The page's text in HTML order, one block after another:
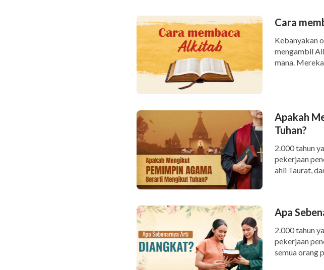
Cara
Kebanyakan
mengambil
mana.
Apakah
Tuhan?
2.000 tahun
pekerjaan
ahli Taurat,
Apa
2.000 tahun
pekerjaan
semua orang